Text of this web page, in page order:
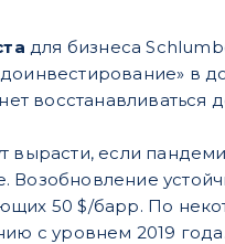
для бизнеса
в
восстанавливаться
вырасти, если
Возобновление
50 $/барр. По
с уровнем 2019